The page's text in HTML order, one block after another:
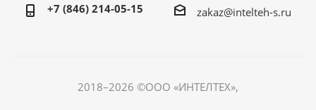
+7 (846) 214-05-15 zakaz@intelteh-s.ru
2018–2026 ©ООО «ИНТЕЛТЕХ»,